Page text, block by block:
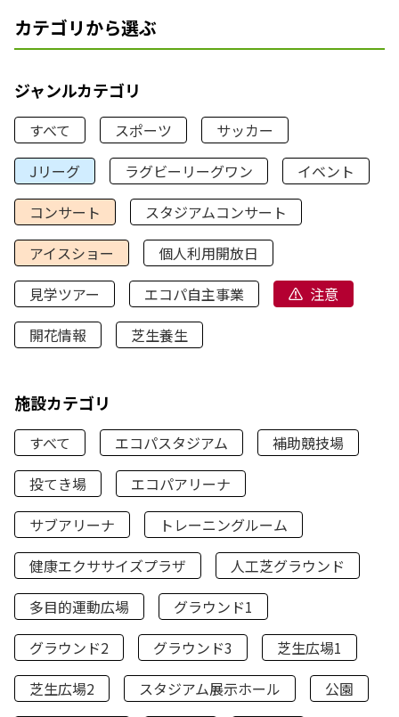
カテゴリから選ぶ
ジャンルカテゴリ
すべて スポーツ
サッカー
Jリーグ
ラグビーリーグワン
イベント
コンサート
スタジアムコンサート
アイスショー
個人利用開放日
見学ツアー
エコパ自主事業
注意
開花情報
芝生養生
施設カテゴリ
すべて エコパスタジアム
補助競技場
投てき場
エコパアリーナ
サブアリーナ
トレーニングルーム
健康エクササイズプラザ
人工芝グラウンド
多目的運動広場
グラウンド1
グラウンド2
グラウンド3
芝生広場1
芝生広場2
スタジアム展示ホール
公園